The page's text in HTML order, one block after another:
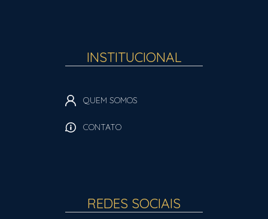
INSTITUCIONAL
QUEM SOMOS
CONTATO
REDES SOCIAIS